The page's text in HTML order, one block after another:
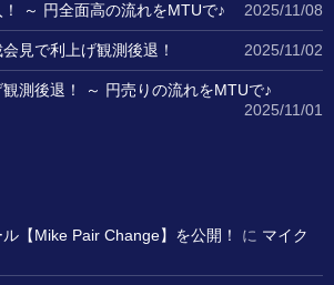
～ 円全面高の流れをMTUで♪ 2025/11/08
見で利上げ観測後退！ 2025/11/02
測後退！ ～ 円売りの流れをMTUで♪
2025/11/01
【Mike Pair Change】を公開！ に マイク